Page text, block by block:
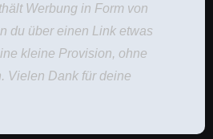
Werbung in Form von
du über einen Link etwas
kleine Provision, ohne
Vielen Dank für deine